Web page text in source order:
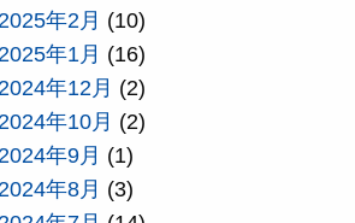
2025年2月 (10)
2025年1月 (16)
2024年12月 (2)
2024年10月 (2)
2024年9月 (1)
2024年8月 (3)